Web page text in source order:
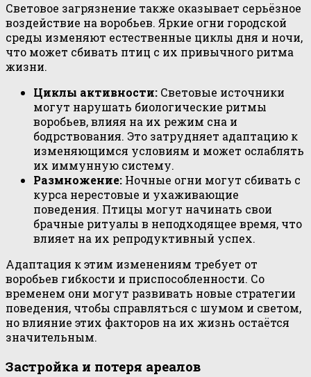
Световое загрязнение также оказывает серьёзное
воздействие на воробьев. Яркие огни городской
среды изменяют естественные циклы дня и ночи,
что может сбивать птиц с их привычного ритма
жизни.
Циклы активности: Световые источники
могут нарушать биологические ритмы
воробьев, влияя на их режим сна и
бодрствования. Это затрудняет адаптацию к
изменяющимся условиям и может ослаблять
их иммунную систему.
Размножение: Ночные огни могут сбивать с
курса нерестовые и ухаживающие
поведения. Птицы могут начинать свои
брачные ритуалы в неподходящее время, что
влияет на их репродуктивный успех.
Адаптация к этим изменениям требует от
воробьев гибкости и приспособленности. Со
временем они могут развивать новые стратегии
поведения, чтобы справляться с шумом и светом,
но влияние этих факторов на их жизнь остаётся
значительным.
Застройка и потеря ареалов